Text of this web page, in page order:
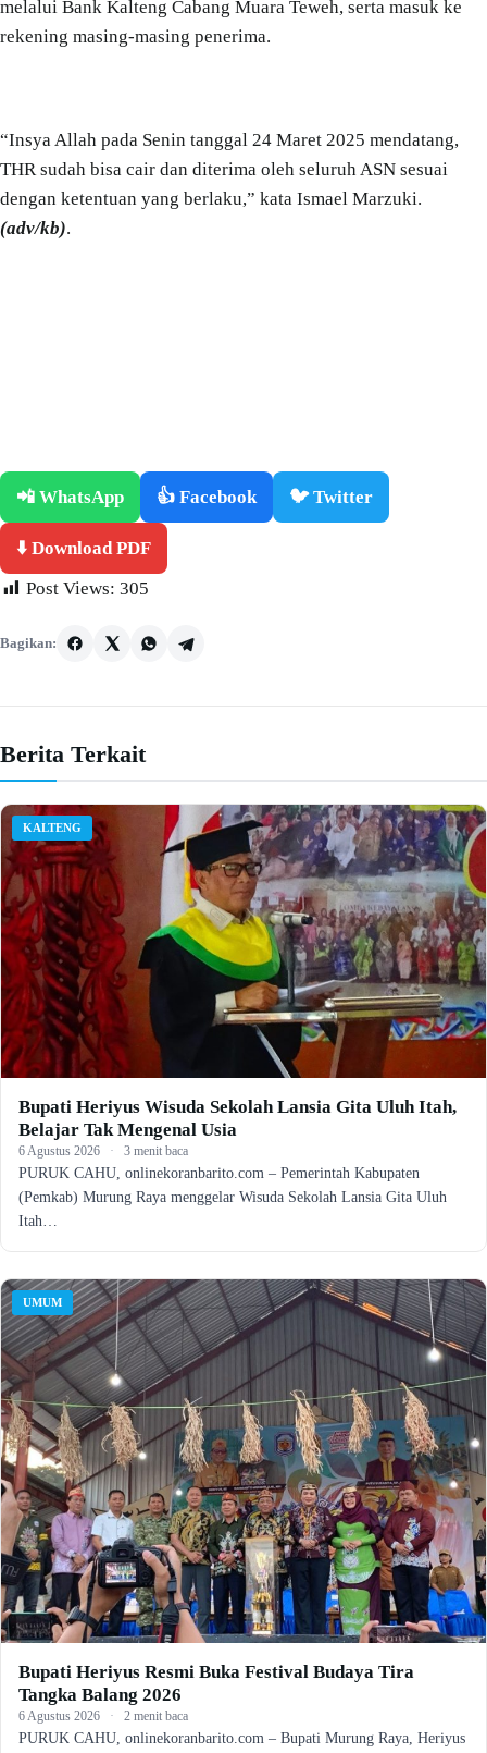
melalui Bank Kalteng Cabang Muara Teweh, serta masuk ke
rekening masing-masing penerima.
“Insya Allah pada Senin tanggal 24 Maret 2025 mendatang,
THR sudah bisa cair dan diterima oleh seluruh ASN sesuai
dengan ketentuan yang berlaku,” kata Ismael Marzuki.
(adv/kb).
📲 WhatsApp 👍 Facebook 🐦 Twitter
⬇️ Download PDF
Post Views: 305
Bagikan:
Berita Terkait
KALTENG
Bupati Heriyus Wisuda Sekolah Lansia Gita Uluh Itah,
Belajar Tak Mengenal Usia
6 Agustus 2026 · 3 menit baca
PURUK CAHU, onlinekoranbarito.com – Pemerintah Kabupaten
(Pemkab) Murung Raya menggelar Wisuda Sekolah Lansia Gita Uluh
Itah…
UMUM
Bupati Heriyus Resmi Buka Festival Budaya Tira
Tangka Balang 2026
6 Agustus 2026 · 2 menit baca
PURUK CAHU, onlinekoranbarito.com – Bupati Murung Raya, Heriyus